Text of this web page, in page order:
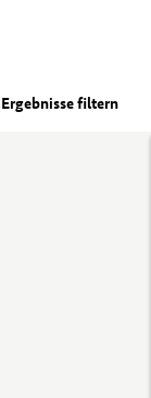
Ergebnisse filtern